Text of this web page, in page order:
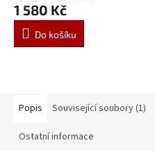
1 580 Kč
Do košíku
Popis Související soubory (1)
Ostatní informace